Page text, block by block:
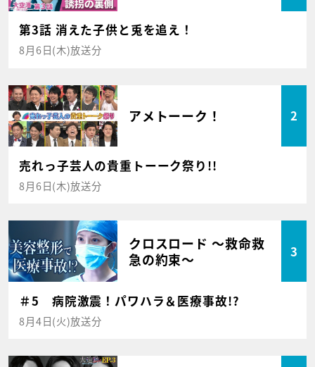
第3話 消えた子供と兎を追え！
8月6日(木)放送分
アメトーーク！ 2
売れっ子芸人の貴重トーーク祭り!!
8月6日(木)放送分
クロスロード ～救命救
急の約束～
3
＃5 病院激震！パワハラ＆医療事故!?
8月4日(火)放送分